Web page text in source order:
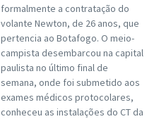
formalmente a contratação do
volante Newton, de 26 anos, que
pertencia ao Botafogo. O meio-
campista desembarcou na capital
paulista no último final de
semana, onde foi submetido aos
exames médicos protocolares,
conheceu as instalações do CT da